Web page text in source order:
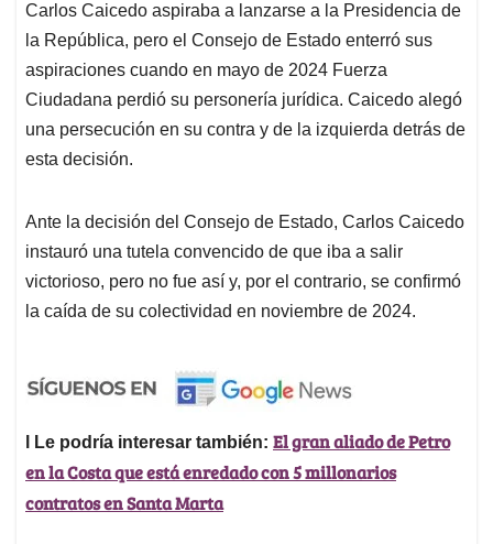
Carlos Caicedo aspiraba a lanzarse a la Presidencia de
la República, pero el Consejo de Estado enterró sus
aspiraciones cuando en mayo de 2024 Fuerza
Ciudadana perdió su personería jurídica. Caicedo alegó
una persecución en su contra y de la izquierda detrás de
esta decisión.
Ante la decisión del Consejo de Estado, Carlos Caicedo
instauró una tutela convencido de que iba a salir
victorioso, pero no fue así y, por el contrario, se confirmó
la caída de su colectividad en noviembre de 2024.
l Le podría interesar también: El gran aliado de Petro
en la Costa que está enredado con 5 millonarios
contratos en Santa Marta